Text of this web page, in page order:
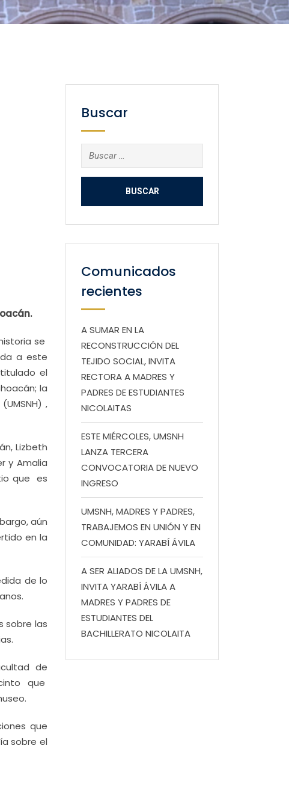
se
a este
el
la
,
Lizbeth
y Amalia
que es
aún
en la
de lo
sobre las
de
que
que
sobre el
Buscar
Buscar:
Comunicados
recientes
A SUMAR EN LA
RECONSTRUCCIÓN DEL
TEJIDO SOCIAL, INVITA
RECTORA A MADRES Y
PADRES DE ESTUDIANTES
NICOLAITAS
ESTE MIÉRCOLES, UMSNH
LANZA TERCERA
CONVOCATORIA DE NUEVO
INGRESO
UMSNH, MADRES Y PADRES,
TRABAJEMOS EN UNIÓN Y EN
COMUNIDAD: YARABÍ ÁVILA
A SER ALIADOS DE LA UMSNH,
INVITA YARABÍ ÁVILA A
MADRES Y PADRES DE
ESTUDIANTES DEL
BACHILLERATO NICOLAITA